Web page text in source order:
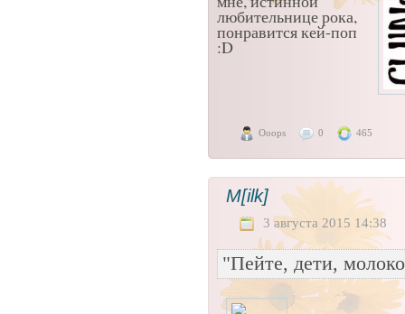
любительнице рока,
понравится кей-поп
:D
Ooops 0 465
М[ilk]
3 августа 2015 14:38
"Пейте, дети,